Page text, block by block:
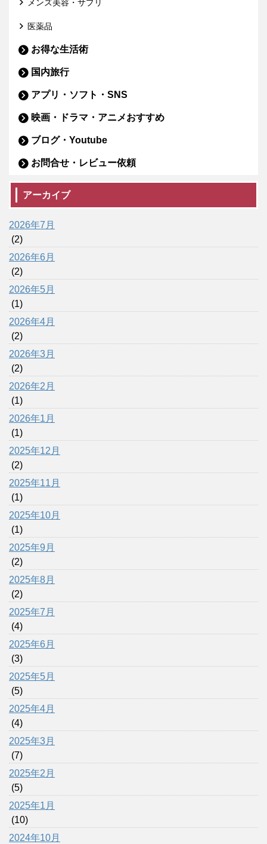
メンズ美容・サプリ
医薬品
お得な生活術
国内旅行
アプリ・ソフト・SNS
映画・ドラマ・アニメおすすめ
ブログ・Youtube
お問合せ・レビュー依頼
アーカイブ
2026年7月
(2)
2026年6月
(2)
2026年5月
(1)
2026年4月
(2)
2026年3月
(2)
2026年2月
(1)
2026年1月
(1)
2025年12月
(2)
2025年11月
(1)
2025年10月
(1)
2025年9月
(2)
2025年8月
(2)
2025年7月
(4)
2025年6月
(3)
2025年5月
(5)
2025年4月
(4)
2025年3月
(7)
2025年2月
(5)
2025年1月
(10)
2024年10月